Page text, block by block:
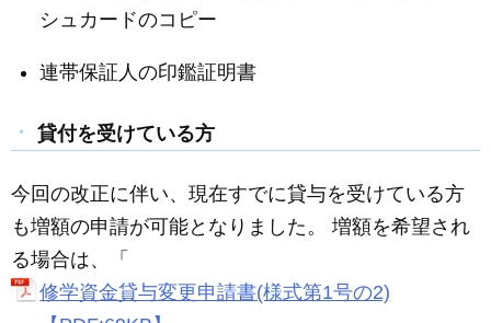
シュカードのコピー
連帯保証人の印鑑証明書
貸付を受けている方
今回の改正に伴い、現在すでに貸与を受けている方
も増額の申請が可能となりました。 増額を希望され
る場合は、「
修学資金貸与変更申請書(様式第1号の2)